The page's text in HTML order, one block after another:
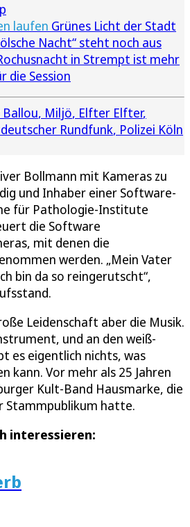
laufen Grünes Licht der Stadt
Nacht“ steht noch aus
in Strempt ist mehr
die Session
Ballou Miljö Elfter Elfter
Rundfunk Polizei Köln
Bollmann mit Kameras zu
und Inhaber einer Software-
für Pathologie-Institute
die Software
mit denen die
werden. „Mein Vater
bin da so reingerutscht“,
Leidenschaft aber die Musik.
und an den weiß-
es eigentlich nichts, was
kann. Vor mehr als 25 Jahren
Kult-Band Hausmarke, die
Stammpublikum hatte.
interessieren: